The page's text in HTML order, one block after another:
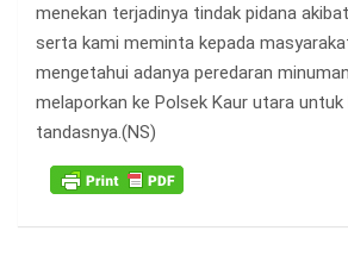
menekan terjadinya tindak pidana
serta kami meminta kepada
mengetahui adanya peredaran
melaporkan ke Polsek Kaur utara
tandasnya.(NS)